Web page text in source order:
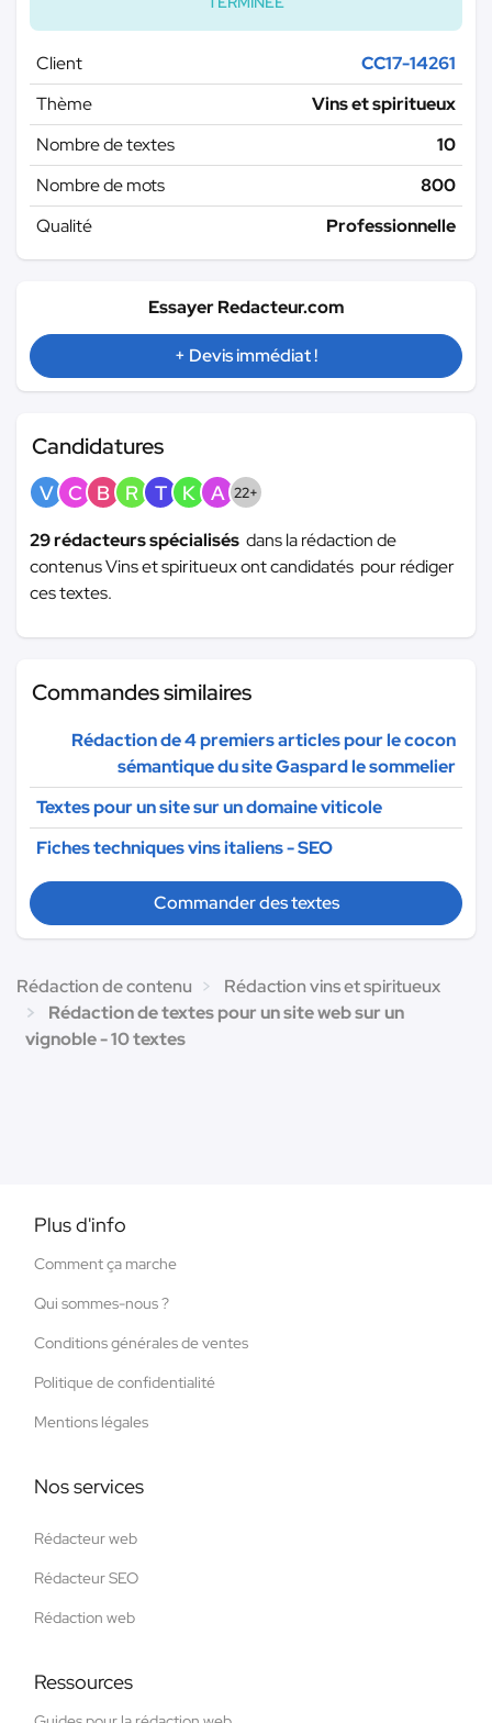
Client
CC17-14261
Thème
Vins et spiritueux
Nombre de textes
10
Nombre de mots
800
Qualité
Professionnelle
Essayer Redacteur.com
+ Devis immédiat !
Candidatures
V C B R T K A 22+
29 rédacteurs spécialisés dans la rédaction de
contenus Vins et spiritueux ont candidatés pour rédiger
ces textes.
Commandes similaires
Rédaction de 4 premiers articles pour le cocon
sémantique du site Gaspard le sommelier
Textes pour un site sur un domaine viticole
Fiches techniques vins italiens - SEO
Commander des textes
Rédaction de contenu
Rédaction vins et spiritueux
Rédaction de textes pour un site web sur un
vignoble - 10 textes
Plus d'info
Comment ça marche
Qui sommes-nous ?
Conditions générales de ventes
Politique de confidentialité
Mentions légales
Nos services
Rédacteur web
Rédacteur SEO
Rédaction web
Ressources